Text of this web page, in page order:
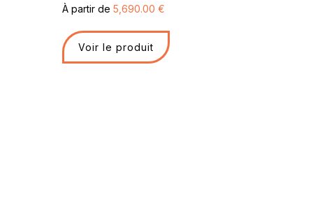
À partir de 5,690.00 €
Voir le produit